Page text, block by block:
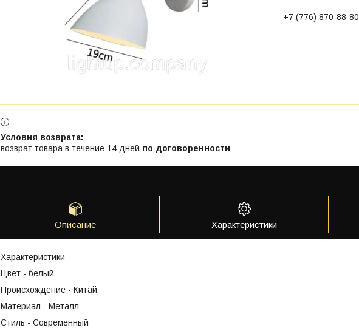
+7 (776) 870-88-80
возврат товара в течение 14 дней по договоренности
Описание Характеристики
Характеристики
Цвет - белый
Происхождение - Китай
Материал - Металл
Стиль - Современный